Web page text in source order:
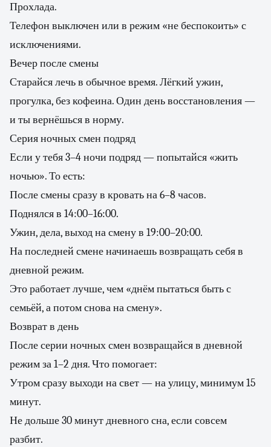
Прохлада.
Телефон выключен или в режим «не беспокоить» с
исключениями.
Вечер после смены
Старайся лечь в обычное время. Лёгкий ужин,
прогулка, без кофеина. Один день восстановления —
и ты вернёшься в норму.
Серия ночных смен подряд
Если у тебя 3–4 ночи подряд — попытайся «жить
ночью». То есть:
После смены сразу в кровать на 6–8 часов.
Поднялся в 14:00–16:00.
Ужин, дела, выход на смену в 19:00–20:00.
На последней смене начинаешь возвращать себя в
дневной режим.
Это работает лучше, чем «днём пытаться быть с
семьёй, а потом снова на смену».
Возврат в день
После серии ночных смен возвращайся в дневной
режим за 1–2 дня. Что помогает:
Утром сразу выходи на свет — на улицу, минимум 15
минут.
Не дольше 30 минут дневного сна, если совсем
разбит.